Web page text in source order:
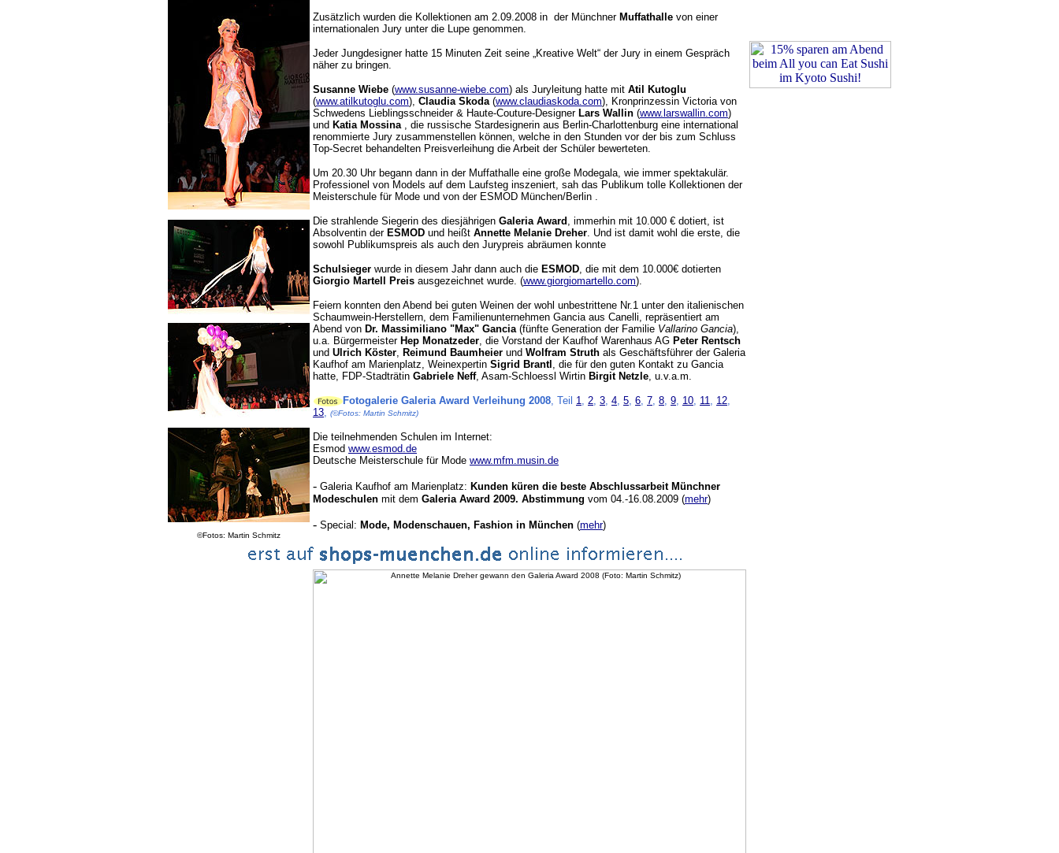
©Fotos: Martin Schmitz
Zusätzlich wurden die Kollektionen am 2.09.2008 in der Münchner Muffathalle von einer
internationalen Jury unter die Lupe genommen.
Jeder Jungdesigner hatte 15 Minuten Zeit seine „Kreative Welt“ der Jury in einem Gespräch
näher zu bringen.
Susanne Wiebe (www.susanne-wiebe.com) als Juryleitung hatte mit Atil Kutoglu
(www.atilkutoglu.com), Claudia Skoda (www.claudiaskoda.com), Kronprinzessin Victoria von
Schwedens Lieblingsschneider & Haute-Couture-Designer Lars Wallin (www.larswallin.com)
und Katia Mossina, die russische Stardesignerin aus Berlin-Charlottenburg eine international
renommierte Jury zusammenstellen können, welche in den Stunden vor der bis zum Schluss
Top-Secret behandelten Preisverleihung die Arbeit der Schüler bewerteten.
Um 20.30 Uhr begann dann in der Muffathalle eine große Modegala, wie immer spektakulär.
Professionel von Models auf dem Laufsteg inszeniert, sah das Publikum tolle Kollektionen der
Meisterschule für Mode und von der ESMOD München/Berlin .
Die strahlende Siegerin des diesjährigen Galeria Award , immerhin mit 10.000 € dotiert, ist
Absolventin der ESMOD und heißt Annette Melanie Dreher. Und ist damit wohl die erste, die
sowohl Publikumspreis als auch den Jurypreis abräumen konnte
Schulsieger wurde in diesem Jahr dann auch die ESMOD, die mit dem 10.000€ dotierten
Giorgio Martell Preis ausgezeichnet wurde. (www.giorgiomartello.com).
Feiern konnten den Abend bei guten Weinen der wohl unbestrittene Nr.1 unter den italienischen
Schaumwein-Herstellern, dem Familienunternehmen Gancia aus Canelli, repräsentiert am
Abend von Dr. Massimiliano "Max" Gancia(fünfte Generation der Familie Vallarino Gancia),
u.a. Bürgermeister Hep Monatzeder, die Vorstand der Kaufhof Warenhaus AG Peter Rentsch
und Ulrich Köster, Reimund Baumheier und Wolfram Struth als Geschäftsführer der Galeria
Kaufhof am Marienplatz, Weinexpertin Sigrid Brantl , die für den guten Kontakt zu Gancia
hatte, FDP-Stadträtin Gabriele Neff, Asam-Schloessl Wirtin Birgit Netzle, u.v.a.m.
Fotogalerie Galeria Award Verleihung 2008, Teil 1, 2, 3, 4, 5, 6, 7, 8, 9, 10, 11, 12,
13, (©Fotos: Martin Schmitz)
Die teilnehmenden Schulen im Internet:
Esmod www.esmod.de
Deutsche Meisterschule für Mode www.mfm.musin.de
- Galeria Kaufhof am Marienplatz: Kunden küren die beste Abschlussarbeit Münchner
Modeschulen mit dem Galeria Award 2009. Abstimmung vom 04.-16.08.2009 (mehr)
- Special: Mode, Modenschauen, Fashion in München (mehr)